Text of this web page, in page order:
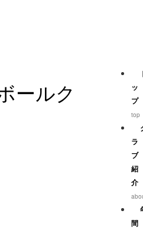
ッ
プ
top
ラ
ブ
紹
介
間